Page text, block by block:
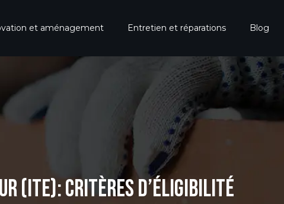
et aménagement Entretien et réparations Blog
(ITE): CRITÈRES D’ÉLIGIBILITÉ